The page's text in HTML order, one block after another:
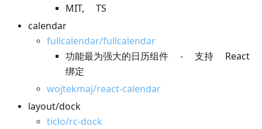
MIT, TS
calendar
fullcalendar/fullcalendar
功能最为强大的日历组件 - 支持 React
绑定
wojtekmaj/react-calendar
layout/dock
ticlo/rc-dock